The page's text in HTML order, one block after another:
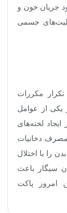
جریان خون و
جسمی
مکررات
یکی از عوامل
لخته‌های
مصرف دخانیات
را با اختلال
سیگار باعث
امروز پاکت